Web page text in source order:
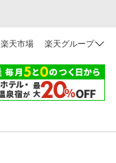
楽天市場 楽天グループ